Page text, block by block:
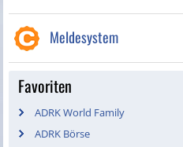
Meldesystem
Favoriten
ADRK World Family
ADRK Börse